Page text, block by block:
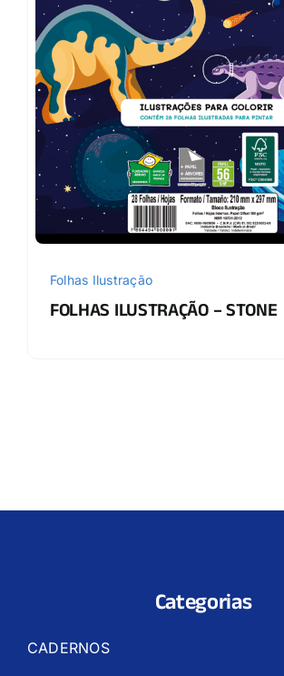
Folhas Ilustração
FOLHAS ILUSTRAÇÃO – STONE
Categorias
CADERNOS